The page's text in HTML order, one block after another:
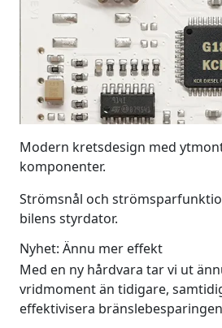
Modern kretsdesign med
komponenter.
Strömsnål och
bilens styrdator.
Nyhet: Ännu mer effekt
Med en ny hårdvara tar vi ut
vridmoment än tidigare,
effektivisera